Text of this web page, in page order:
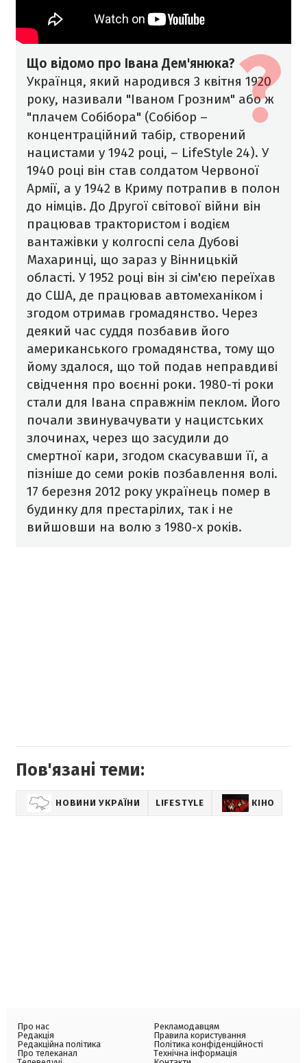
Що відомо про Івана Дем'янюка?
Українця, який народився 3 квітня 1920
року, називали "Іваном Грозним" або ж
"плачем Собібора" (Собібор –
концентраційний табір, створений
нацистами у 1942 році, – LifeStyle 24). У
1940 році він став солдатом Червоної
Армії, а у 1942 в Криму потрапив в полон
до німців. До Другої світової війни він
працював трактористом і водієм
вантажівки у колгоспі села Дубові
Махаринці, що зараз у Вінницькій
області. У 1952 році він зі сім'єю переїхав
до США, де працював автомеханіком і
згодом отримав громадянство. Через
деякий час суддя позбавив його
американського громадянства, тому що
йому здалося, що той подав неправдиві
свідчення про воєнні роки. 1980-ті роки
стали для Івана справжнім пеклом. Його
почали звинувачувати у нацистських
злочинах, через що засудили до
смертної кари, згодом скасувавши її, а
пізніше до семи років позбавлення волі.
17 березня 2012 року українець помер в
будинку для престарілих, так і не
вийшовши на волю з 1980-х років.
Пов'язані теми:
НОВИНИ УКРАЇНИ LIFESTYLE КІНО
Про нас
Редакція
Редакційна політика
Про телеканал
Рекламодавцям
Правила користування
Політика конфіденційності
Технічна інформація